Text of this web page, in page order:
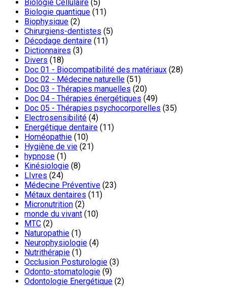
Biologie Cellulaire (5)
Biologie quantique (11)
Biophysique (2)
Chirurgiens-dentistes (5)
Décodage dentaire (11)
Dictionnaires (3)
Divers (18)
Doc 01 - Biocompatibilité des matériaux (28)
Doc 02 - Médecine naturelle (51)
Doc 03 - Thérapies manuelles (20)
Doc 04 - Thérapies énergétiques (49)
Doc 05 - Thérapies psychocorporelles (35)
Electrosensibilité (4)
Energétique dentaire (11)
Homéopathie (10)
Hygiène de vie (21)
hypnose (1)
Kinésiologie (8)
LIvres (24)
Médecine Préventive (23)
Métaux dentaires (11)
Micronutrition (2)
monde du vivant (10)
MTC (2)
Naturopathie (1)
Neurophysiologie (4)
Nutrithérapie (1)
Occlusion Posturologie (3)
Odonto-stomatologie (9)
Odontologie Energétique (2)